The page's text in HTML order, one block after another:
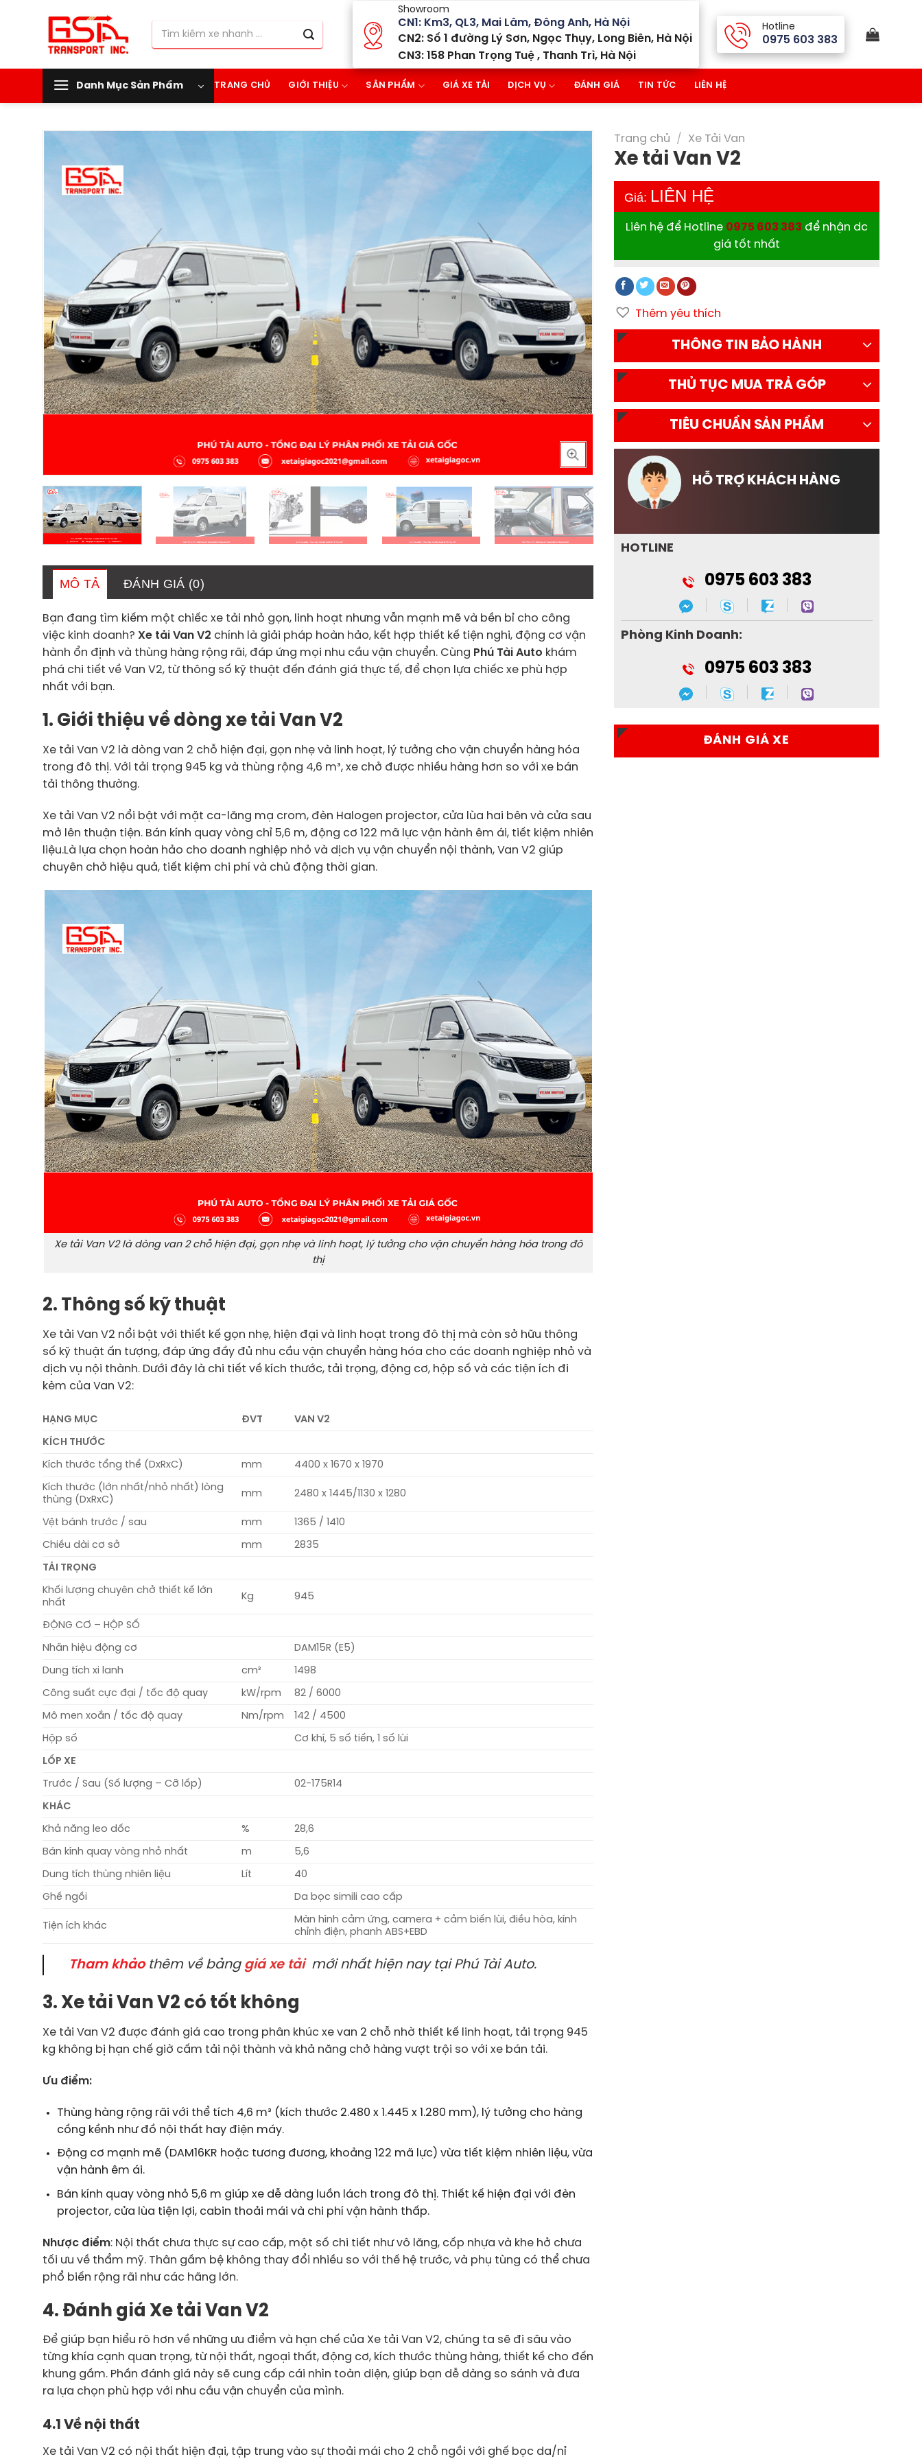
Tìm
Showroom
CN1: Km3, QL3, Mai Lâm, Đông Anh, Hà Nội
CN2: Số 1 đường Lý Sơn, Ngọc Thụy, Long Biên, Hà Nội
CN3: 158 Phan Trọng Tuệ , Thanh Trì, Hà Nội
Hotline
0975 603 383
Danh Mục Sản Phẩm TRANG CHỦ GIỚI THIỆU SẢN PHẨM GIÁ XE TẢI DỊCH VỤ ĐÁNH GIÁ TIN TỨC LIÊN HỆ
MÔ TẢ ĐÁNH GIÁ (0)
Bạn đang tìm kiếm một chiếc xe tải nhỏ gọn, linh hoạt nhưng vẫn mạnh mẽ và bền bỉ cho công
việc kinh doanh? Xe tải Van V2 chính là giải pháp hoàn hảo, kết hợp thiết kế tiện nghi, động cơ vận
hành ổn định và thùng hàng rộng rãi, đáp ứng mọi nhu cầu vận chuyển. Cùng Phú Tài Auto khám
phá chi tiết về Van V2, từ thông số kỹ thuật đến đánh giá thực tế, để chọn lựa chiếc xe phù hợp
nhất với bạn.
1. Giới thiệu về dòng xe tải Van V2
Xe tải Van V2 là dòng van 2 chỗ hiện đại, gọn nhẹ và linh hoạt, lý tưởng cho vận chuyển hàng hóa
trong đô thị. Với tải trọng 945 kg và thùng rộng 4,6 m³, xe chở được nhiều hàng hơn so với xe bán
tải thông thường.
Xe tải Van V2 nổi bật với mặt ca-lăng mạ crom, đèn Halogen projector, cửa lùa hai bên và cửa sau
mở lên thuận tiện. Bán kính quay vòng chỉ 5,6 m, động cơ 122 mã lực vận hành êm ái, tiết kiệm nhiên
liệu.Là lựa chọn hoàn hảo cho doanh nghiệp nhỏ và dịch vụ vận chuyển nội thành, Van V2 giúp
chuyên chở hiệu quả, tiết kiệm chi phí và chủ động thời gian.
Xe tải Van V2 là dòng van 2 chỗ hiện đại, gọn nhẹ và linh hoạt, lý tưởng cho vận chuyển hàng hóa trong đô
thị
2. Thông số kỹ thuật
Xe tải Van V2 nổi bật với thiết kế gọn nhẹ, hiện đại và linh hoạt trong đô thị mà còn sở hữu thông
số kỹ thuật ấn tượng, đáp ứng đầy đủ nhu cầu vận chuyển hàng hóa cho các doanh nghiệp nhỏ và
dịch vụ nội thành. Dưới đây là chi tiết về kích thước, tải trọng, động cơ, hộp số và các tiện ích đi
kèm của Van V2:
HẠNG MỤC ĐVT VAN V2
KÍCH THƯỚC
Kích thước tổng thể (DxRxC) mm 4400 x 1670 x 1970
Kích thước (lớn nhất/nhỏ nhất) lòng
thùng (DxRxC)
mm 2480 x 1445/1130 x 1280
Vệt bánh trước / sau mm 1365 / 1410
Chiều dài cơ sở mm 2835
TẢI TRỌNG
Khối lượng chuyên chở thiết kế lớn
nhất
Kg 945
ĐỘNG CƠ – HỘP SỐ
Nhãn hiệu động cơ DAM15R (E5)
Dung tích xi lanh cm³ 1498
Công suất cực đại / tốc độ quay kW/rpm 82 / 6000
Mô men xoắn / tốc độ quay Nm/rpm 142 / 4500
Hộp số Cơ khí, 5 số tiến, 1 số lùi
LỐP XE
Trước / Sau (Số lượng – Cỡ lốp) 02-175R14
KHÁC
Khả năng leo dốc % 28,6
Bán kính quay vòng nhỏ nhất m 5,6
Dung tích thùng nhiên liệu Lít 40
Ghế ngồi Da bọc simili cao cấp
Tiện ích khác
Màn hình cảm ứng, camera + cảm biến lùi, điều hòa, kính
chỉnh điện, phanh ABS+EBD
Tham khảothêm về bảng giá xe tảimới nhất hiện nay tại Phú Tài Auto.
3. Xe tải Van V2 có tốt không
Xe tải Van V2 được đánh giá cao trong phân khúc xe van 2 chỗ nhờ thiết kế linh hoạt, tải trọng 945
kg không bị hạn chế giờ cấm tải nội thành và khả năng chở hàng vượt trội so với xe bán tải.
Ưu điểm:
Thùng hàng rộng rãi với thể tích 4,6 m³ (kích thước 2.480 x 1.445 x 1.280 mm), lý tưởng cho hàng
cồng kềnh như đồ nội thất hay điện máy.
Động cơ mạnh mẽ (DAM16KR hoặc tương đương, khoảng 122 mã lực) vừa tiết kiệm nhiên liệu, vừa
vận hành êm ái.
Bán kính quay vòng nhỏ 5,6 m giúp xe dễ dàng luồn lách trong đô thị. Thiết kế hiện đại với đèn
projector, cửa lùa tiện lợi, cabin thoải mái và chi phí vận hành thấp.
Nhược điểm: Nội thất chưa thực sự cao cấp, một số chi tiết như vô lăng, cốp nhựa và khe hở chưa
tối ưu về thẩm mỹ. Thân gầm bệ không thay đổi nhiều so với thế hệ trước, và phụ tùng có thể chưa
phổ biến rộng rãi như các hãng lớn.
4. Đánh giá Xe tải Van V2
Để giúp bạn hiểu rõ hơn về những ưu điểm và hạn chế của Xe tải Van V2, chúng ta sẽ đi sâu vào
từng khía cạnh quan trọng, từ nội thất, ngoại thất, động cơ, kích thước thùng hàng, thiết kế cho đến
khung gầm. Phần đánh giá này sẽ cung cấp cái nhìn toàn diện, giúp bạn dễ dàng so sánh và đưa
ra lựa chọn phù hợp với nhu cầu vận chuyển của mình.
4.1 Về nội thất
Xe tải Van V2 có nội thất hiện đại, tập trung vào sự thoải mái cho 2 chỗ ngồi với ghế bọc da/nỉ
Trang chủ / Xe Tải Van
Xe tải Van V2
Giá: LIÊN HỆ
Liên hệ để Hotline 0975 603 383 để nhận dc
giá tốt nhất
Thêm yêu thích
THÔNG TIN BẢO HÀNH
THỦ TỤC MUA TRẢ GÓP
TIÊU CHUẨN SẢN PHẨM
HỖ TRỢ KHÁCH HÀNG
HOTLINE
0975 603 383
Phòng Kinh Doanh:
0975 603 383
ĐÁNH GIÁ XE